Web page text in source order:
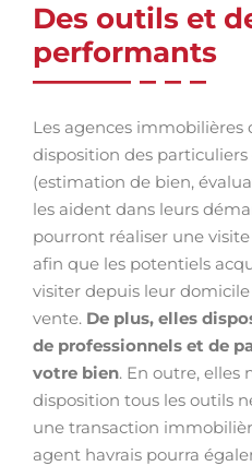
Des outils et
performants
Les agences
disposition des particuliers
(estimation de bien,
les aident dans leurs
pourront réaliser une
afin que les potentiels
visiter depuis leur
vente. De plus, elles
de professionnels et de
votre bien. En outre,
disposition tous les outils
une transaction
agent havrais pourra